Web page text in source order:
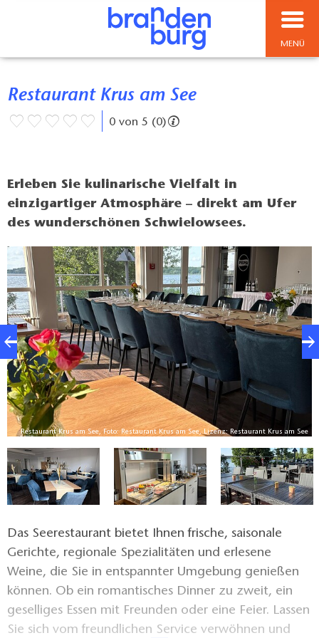
MENÜ
Restaurant Krus am See
0 von 5 (0)
Erleben Sie kulinarische Vielfalt in
einzigartiger Atmosphäre – direkt am Ufer
des wunderschönen Schwielowsees.
Restaurant Krus am See, Foto: Restaurant Krus am See, Lizenz: Restaurant Krus am See
Das Seerestaurant bietet Ihnen frische, saisonale
Gerichte, regionale Spezialitäten und erlesene
Weine, die Sie in entspannter Umgebung genießen
können. Ob ein romantisches Dinner zu zweit, ein
geselliges Essen mit Freunden oder eine Feier. Lassen
Sie sich vom freundlichen Service verwöhnen und